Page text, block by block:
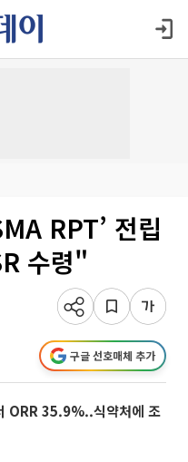
RPT’ 전립
수령"
구글 선호매체 추가
ORR 35.9%..식약처에 조